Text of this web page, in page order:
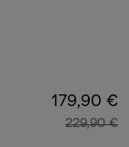
179,90 €
229,90 €